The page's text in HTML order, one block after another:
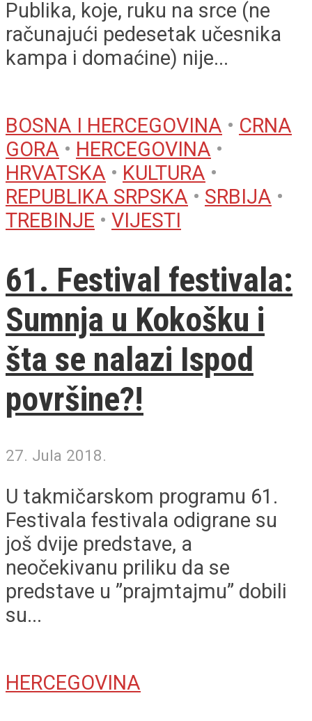
Publika, koje, ruku na srce (ne
računajući pedesetak učesnika
kampa i domaćine) nije...
BOSNA I HERCEGOVINA • CRNA
GORA • HERCEGOVINA •
HRVATSKA • KULTURA •
REPUBLIKA SRPSKA • SRBIJA •
TREBINJE • VIJESTI
61. Festival festivala:
Sumnja u Kokošku i
šta se nalazi Ispod
površine?!
27. Jula 2018.
U takmičarskom programu 61.
Festivala festivala odigrane su
još dvije predstave, a
neočekivanu priliku da se
predstave u ”prajmtajmu” dobili
su...
HERCEGOVINA